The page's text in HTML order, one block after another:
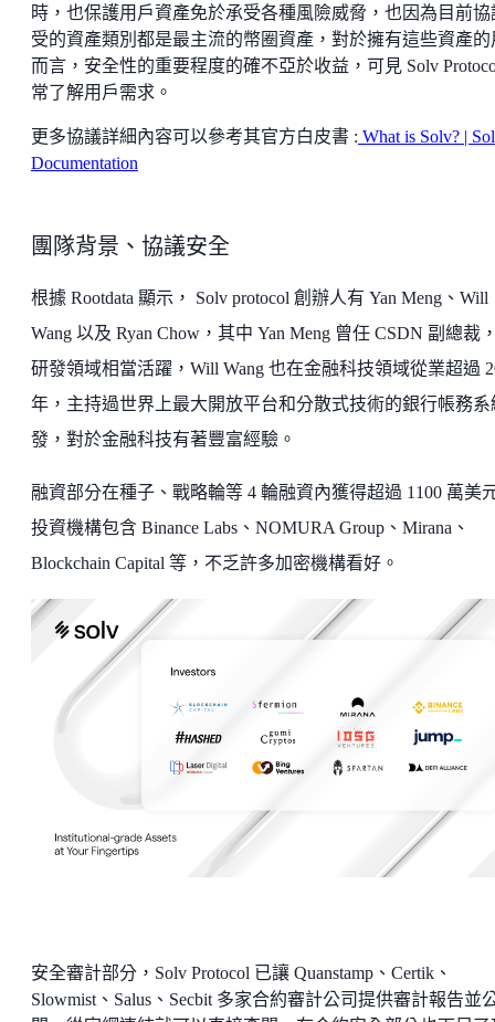
時，也保護用戶資產免於承受各種風險威脅，也因為目前協
受的資產類別都是最主流的幣圈資產，對於擁有這些資產的
而言，安全性的重要程度的確不亞於收益，可見 Solv
常了解用戶需求。
更多協議詳細內容可以參考其官方白皮書 : What is Solv? |
Documentation
團隊背景、協議安全
根據 Rootdata 顯示， Solv protocol 創辦人有 Yan Meng、Will
Wang 以及 Ryan Chow，其中 Yan Meng 曾任 CSDN 副總裁
研發領域相當活躍，Will Wang 也在金融科技領域從業超過
年，主持過世界上最大開放平台和分散式技術的銀行帳務系
發，對於金融科技有著豐富經驗。
融資部分在種子、戰略輪等 4 輪融資內獲得超過 1100 萬美
投資機構包含 Binance Labs、NOMURA Group、Mirana、
Blockchain Capital 等，不乏許多加密機構看好。
安全審計部分，Solv Protocol 已讓 Quanstamp、Certik、
Slowmist、Salus、Secbit 多家合約審計公司提供審計報告並